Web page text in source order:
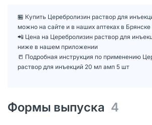
🏪 Купить Церебролизин раствор для
можно на сайте и в наших аптеках в Брянске
📲 Цена на Церебролизин раствор для
ниже в нашем приложении
📒 Подробная инструкция по применению
раствор для инъекций 20 мл амп 5 шт
Формы выпуска 4